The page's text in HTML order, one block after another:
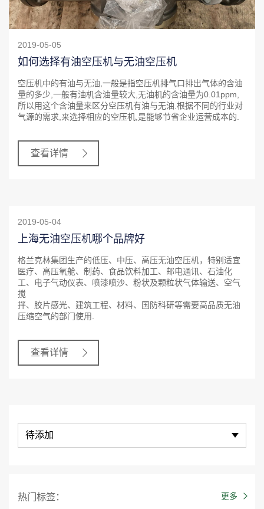
2019-05-05
如何选择有油空压机与无油空压机
空压机中的有油与无油,一般是指空压机排气口排出气体的含油
量的多少,一般有油机含油量较大,无油机的含油量为0.01ppm,
所以用这个含油量来区分空压机有油与无油.根据不同的行业对
气源的需求,来选择相应的空压机,是能够节省企业运营成本的.
查看详情
2019-05-04
上海无油空压机哪个品牌好
格兰克林集团生产的低压、中压、高压无油空压机，特别适宜
医疗、高压氧舱、制药、食品饮料加工、邮电通讯、石油化
工、电子气动仪表、喷漆喷沙、粉状及颗粒状气体输送、空气
搅
拌、胶片感光、建筑工程、材料、国防科研等需要高品质无油
压缩空气的部门使用.
查看详情
待添加
热门标签： 更多